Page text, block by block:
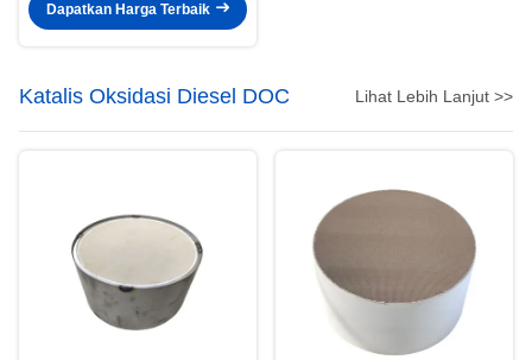
Dapatkan Harga Terbaik
Katalis Oksidasi Diesel DOC Lihat Lebih Lanjut >>